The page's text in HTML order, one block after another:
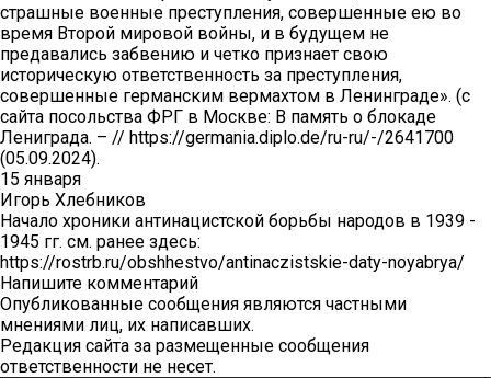
страшные военные преступления, совершенные ею во
время Второй мировой войны, и в будущем не
предавались забвению и четко признает свою
историческую ответственность за преступления,
совершенные германским вермахтом в Ленинграде». (с
сайта посольства ФРГ в Москве: В память о блокаде
Лениграда. – // https://germania.diplo.de/ru-ru/-/2641700
(05.09.2024).
15 января
Игорь Хлебников
Начало хроники антинацистской борьбы народов в 1939 -
1945 гг. см. ранее здесь:
https://rostrb.ru/obshhestvo/antinaczistskie-daty-noyabrya/
Напишите комментарий
Опубликованные сообщения являются частными
мнениями лиц, их написавших.
Редакция сайта за размещенные сообщения
ответственности не несет.